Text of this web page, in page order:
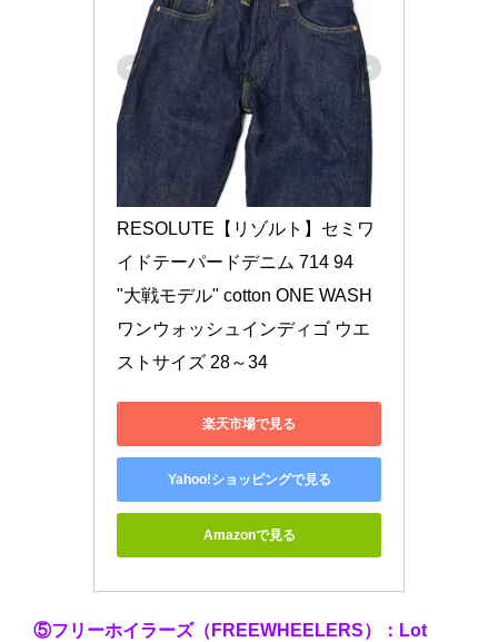
RESOLUTE【リゾルト】セミワ
イドテーパードデニム 714 94
"大戦モデル" cotton ONE WASH
ワンウォッシュインディゴ ウエ
ストサイズ 28～34
楽天市場で見る
Yahoo!ショッピングで見る
Amazonで見る
⑤フリーホイラーズ（FREEWHEELERS）：Lot